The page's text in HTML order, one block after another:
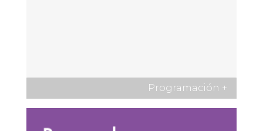
Programación +